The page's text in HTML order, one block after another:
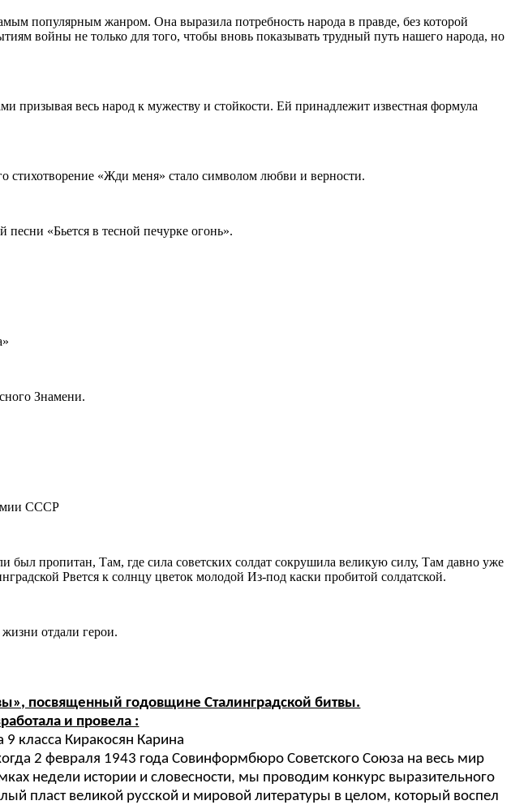
популярным жанром. Она выразила потребность народа в правде, без которой
войны не только для того, чтобы вновь показывать трудный путь нашего народа, но
весь народ к мужеству и стойкости. Ей принадлежит известная формула
«Жди меня» стало символом любви и верности.
«Бьется в тесной печурке огонь».
Знамени.
СССР
пропитан, Там, где сила советских солдат сокрушила великую силу, Там давно уже
Рвется к солнцу цветок молодой Из-под каски пробитой солдатской.
отдали герои.
посвященный годовщине Сталинградской битвы.
:
Карина
2 февраля 1943 года Совинформбюро Советского Союза на весь мир
недели истории и словесности, мы проводим конкурс выразительного
пласт великой русской и мировой литературы в целом, который воспел